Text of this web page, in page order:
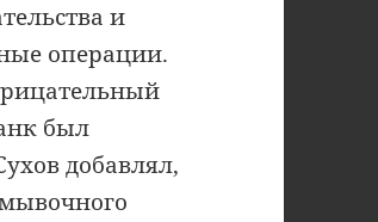
и
операции.
был
добавлял,